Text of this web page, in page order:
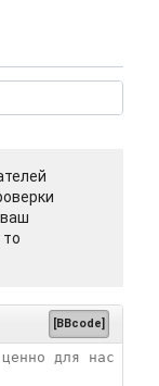
[BBcode]